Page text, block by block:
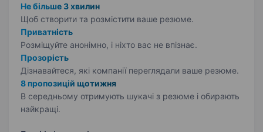
Не більше 3 хвилин
Щоб створити та розмістити ваше резюме.
Приватність
Розміщуйте анонімно, і ніхто вас не впізнає.
Прозорість
Дізнавайтеся, які компанії переглядали ваше резюме.
8 пропозицій щотижня
В середньому отримують шукачі з резюме і обирають
найкращі.